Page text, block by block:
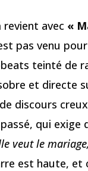
revient avec «
pas venu
teinté de
et directe
discours
qui
veut le
est haute, et